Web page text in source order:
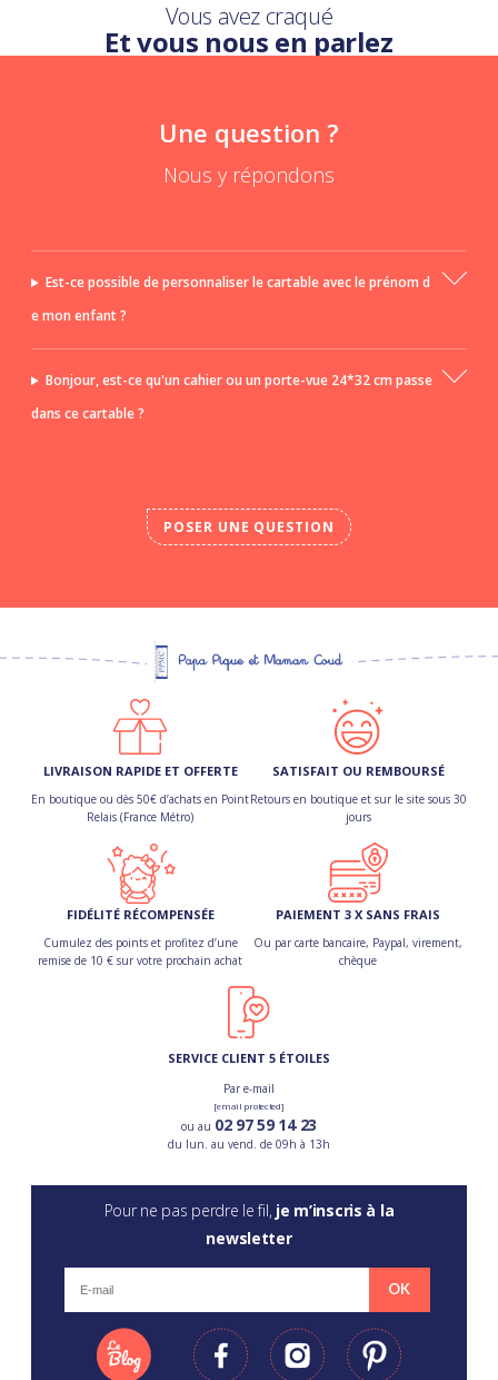
Vous avez craqué
Et vous nous en parlez
Une question ?
Nous y répondons
Est-ce possible de personnaliser le cartable avec le prénom d
e mon enfant ?
Bonjour, est-ce qu'un cahier ou un porte-vue 24*32 cm passe
dans ce cartable ?
POSER UNE QUESTION
LIVRAISON RAPIDE ET OFFERTE
En boutique ou dès 50€ d’achats en Point
Relais (France Métro)
SATISFAIT OU REMBOURSÉ
Retours en boutique et sur le site sous 30
jours
FIDÉLITÉ RÉCOMPENSÉE
Cumulez des points et profitez d’une
remise de 10 € sur votre prochain achat
PAIEMENT 3 X SANS FRAIS
Ou par carte bancaire, Paypal, virement,
chèque
SERVICE CLIENT 5 ÉTOILES
Par e-mail
[email protected]
ou au 02 97 59 14 23
du lun. au vend. de 09h à 13h
Pour ne pas perdre le fil, je m’inscris à la
newsletter
OK